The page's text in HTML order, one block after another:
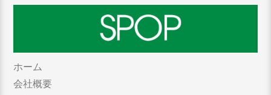
ホーム
会社概要